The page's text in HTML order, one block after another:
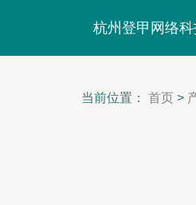
杭州登甲网络科
当前位置： 首页 >